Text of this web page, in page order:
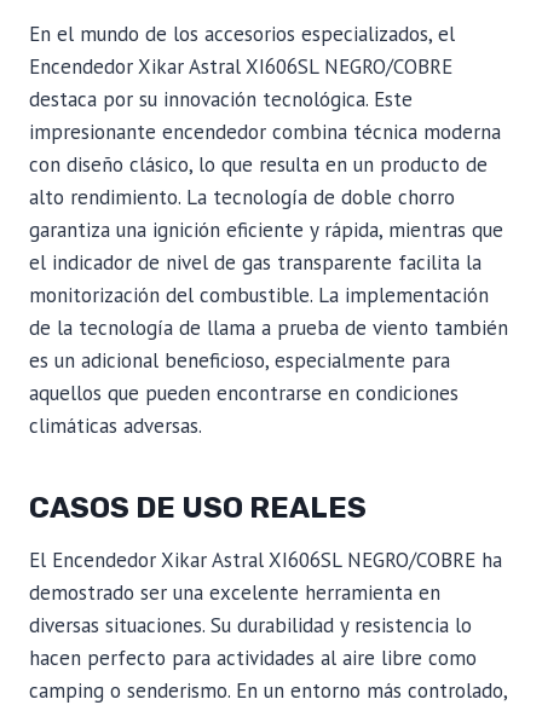
En el mundo de los accesorios especializados, el
Encendedor Xikar Astral XI606SL NEGRO/COBRE
destaca por su innovación tecnológica. Este
impresionante encendedor combina técnica moderna
con diseño clásico, lo que resulta en un producto de
alto rendimiento. La tecnología de doble chorro
garantiza una ignición eficiente y rápida, mientras que
el indicador de nivel de gas transparente facilita la
monitorización del combustible. La implementación
de la tecnología de llama a prueba de viento también
es un adicional beneficioso, especialmente para
aquellos que pueden encontrarse en condiciones
climáticas adversas.
CASOS DE USO REALES
El Encendedor Xikar Astral XI606SL NEGRO/COBRE ha
demostrado ser una excelente herramienta en
diversas situaciones. Su durabilidad y resistencia lo
hacen perfecto para actividades al aire libre como
camping o senderismo. En un entorno más controlado,